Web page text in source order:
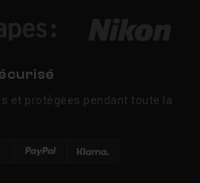
et protégées pendant toute la